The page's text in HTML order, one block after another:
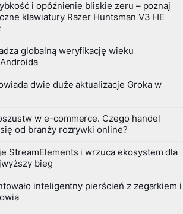
i opóźnienie bliskie zeru – poznaj
klawiatury Razer Huntsman V3 HE
globalną weryfikację wieku
dwie duże aktualizacje Groka w
w e-commerce. Czego handel
od branży rozrywki online?
StreamElements i wrzuca ekosystem dla
bieg
inteligentny pierścień z zegarkiem i